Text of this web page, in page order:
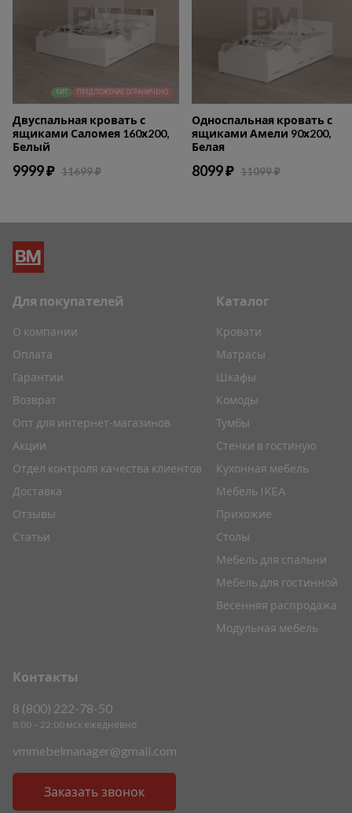
ХИТ ПРЕДЛОЖЕНИЕ ОГРАНИЧЕНО
Двуспальная кровать с
ящиками Саломея 160х200,
Белый
9999 ₽ 11699 ₽
Односпальная кровать с
ящиками Амели 90х200,
Белая
8099 ₽ 11099 ₽
Контакты
8 (800) 222-78-50
8:00 – 22:00 мск ежедневно
vmmebelmanager@gmail.com
Заказать звонок
Каталог
Кровати
Матрасы
Шкафы
Комоды
Тумбы
Стенки в гостиную
Кухонная мебель
Мебель IKEA
Прихожие
Столы
Мебель для спальни
Мебель для гостинной
Весенняя распродажа
Модульная мебель
Для покупателей
О компании
Оплата
Гарантии
Возврат
Опт для интернет-магазинов
Акции
Отдел контроля качества клиентов
Доставка
Отзывы
Статьи